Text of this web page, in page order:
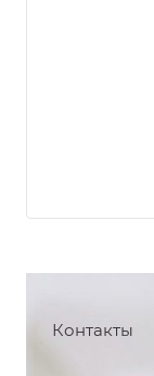
Контакты